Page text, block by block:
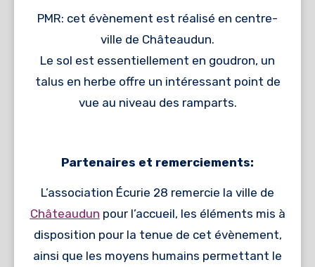
PMR: cet évènement est réalisé en centre-
ville de Châteaudun.
Le sol est essentiellement en goudron, un
talus en herbe offre un intéressant point de
vue au niveau des ramparts.
Partenaires et remerciements:
L’association Écurie 28 remercie la ville de
Châteaudun pour l’accueil, les éléments mis à
disposition pour la tenue de cet évènement,
ainsi que les moyens humains permettant le